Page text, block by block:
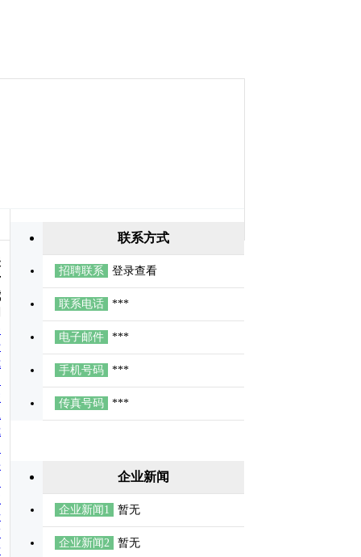
联系方式
招聘联系 登录查看
联系电话 ***
电子邮件 ***
手机号码 ***
传真号码 ***
企业新闻
企业新闻1 暂无
企业新闻2 暂无